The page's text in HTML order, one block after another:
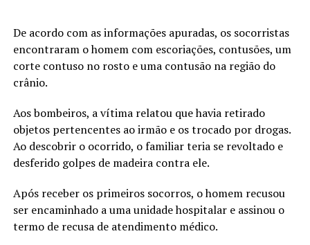
De acordo com as informações apuradas, os socorristas
encontraram o homem com escoriações, contusões, um
corte contuso no rosto e uma contusão na região do
crânio.
Aos bombeiros, a vítima relatou que havia retirado
objetos pertencentes ao irmão e os trocado por drogas.
Ao descobrir o ocorrido, o familiar teria se revoltado e
desferido golpes de madeira contra ele.
Após receber os primeiros socorros, o homem recusou
ser encaminhado a uma unidade hospitalar e assinou o
termo de recusa de atendimento médico.